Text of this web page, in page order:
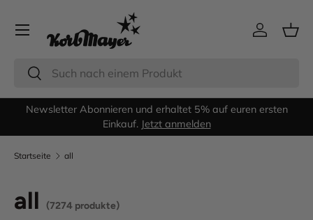
Suchen
Suchen
Einloggen
Menü
Newsletter Abonnieren und erhaltet 5% auf euren ersten
Einkauf. Jetzt anmelden
Startseite all
all (7274 produkte)